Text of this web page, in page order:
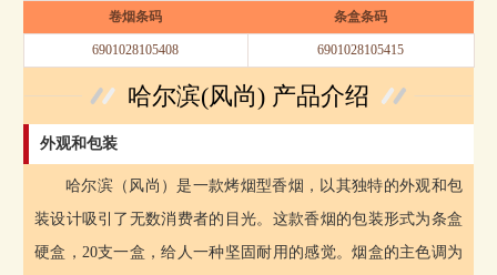
卷烟条码 条盒条码
6901028105408 6901028105415
哈尔滨(风尚) 产品介绍
外观和包装
哈尔滨（风尚）是一款烤烟型香烟，以其独特的外观和包
装设计吸引了无数消费者的目光。这款香烟的包装形式为条盒
硬盒，20支一盒，给人一种坚固耐用的感觉。烟盒的主色调为